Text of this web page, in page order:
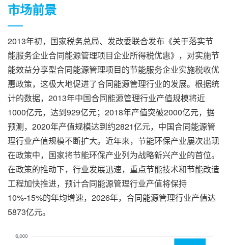
市场前景
2013年初，国家税务总局、发改委联合发布《关于落实节
能服务企业合同能源管理项目企业所得税优惠》，对实施节
能效益分享型合同能源管理项目的节能服务企业实施税收优
惠政策，这极大地促进了合同能源管理行业的发展。根据统
计的数据，2013年中国合同能源管理行业产值规模将近
1000亿元，达到929亿元；2018年产值突破2000亿元，据
预测，2020年产值规模达到约2821亿元，中国合同能源管
理行业产值规模不断扩大。近年来，节能环保产业屡次出现
在政策中，国家将节能环保产业列为战略新兴产业的首位。
在政策的推动下，行业发展迅速，重点节能技术和节能改造
工程加快推进，预计合同能源管理行业产值将保持
10%-15%的年均增速，2026年，合同能源管理行业产值达
5873亿元。